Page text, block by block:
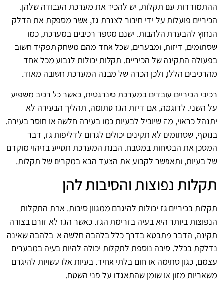
ההתמודדות עם תקלות, יש להכיר את מערכת העבודה שלהן.
הכיריים פועלות על ידי חיבור לצנרת גז, אשר מספקת את הדלק
הנחוץ להבערת הלהבות. ישנם מספר רכיבים במערכת, כמו
שסתומים, דיזות, ומבערים, שכל אחד מהם משחק תפקיד חשוב
בפעולה התקינה של הכיריים. תקלות יכולות לנבוע מכל אחד
מהרכיבים הללו, ולכן הכרה של מבנה המערכת חשובה מאוד.
רכיבי הכיריים עובדים במערכת סינרגטית, כאשר כל רכיב משפיע
על השני. לדוגמה, אם דיזת הגז סתומה, תהליך הבעירה לא
יתנהל כראוי, מה שיוביל לבעיות כמו בעירה חלשה או חוסר בעירה.
בנוסף, שסתומים לא תקינים יכולים לגרום לדליפות גז, דבר
המסכן את הבטיחות במטבח. הבנת המערכת תסייע בזיהוי מוקדם
של בעיות, ותאפשר לקבוע את הצעד הבא במקרים של תקלות.
תקלות נפוצות והסיבות להן
תקלות בכיריים גז יכולות להיגרם ממגוון סיבות. אחת התקלות
הנפוצות ביותר היא בעיה בזרימת הגז. כאשר הגז לא זורם בצורה
תקינה, הדבר מתבטא בדרך כלל בלהבה חלשה או בלהבה שאינה
נדלקת בכלל. סיבה נוספת לתקלות יכולה להיות בעיה במבערים
עצמם, כגון סתימה או חום בלתי אחיד. בעיות אלו עשויות להיגרם
משאריות מזון או שומן שהתאגדו על פני השטח.